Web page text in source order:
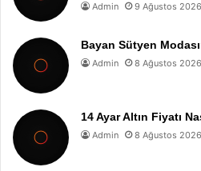
Admin 9 Ağustos 2026
Bayan Sütyen
Admin 8 Ağustos 2026
14 Ayar Altın Fiyatı
Admin 8 Ağustos 2026